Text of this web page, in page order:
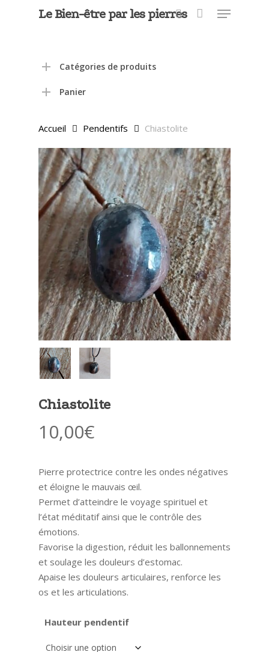
Le Bien-être par les pierres Menu
Catégories de produits
Panier
Accueil Pendentifs Chiastolite
Chiastolite
10,00€
Pierre protectrice contre les ondes négatives
et éloigne le mauvais œil.
Permet d’atteindre le voyage spirituel et
l’état méditatif ainsi que le contrôle des
émotions.
Favorise la digestion, réduit les ballonnements
et soulage les douleurs d’estomac.
Apaise les douleurs articulaires, renforce les
os et les articulations.
Hauteur pendentif